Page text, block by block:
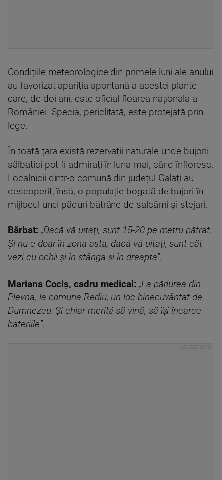
Condițiile meteorologice din primele luni ale anului
au favorizat apariția spontană a acestei plante
care, de doi ani, este oficial floarea națională a
României. Specia, periclitată, este protejată prin
lege.
În toată țara există rezervații naturale unde bujorii
sălbatici pot fi admirați în luna mai, când înfloresc.
Localnicii dintr-o comună din județul Galați au
descoperit, însă, o populație bogată de bujori în
mijlocul unei păduri bătrâne de salcâmi și stejari.
Bărbat: „Dacă vă uitați, sunt 15-20 pe metru pătrat.
Și nu e doar în zona asta, dacă vă uitați, sunt cât
vezi cu ochii și în stânga și în dreapta”.
Mariana Cociș, cadru medical: „La pădurea din
Plevna, la comuna Rediu, un loc binecuvântat de
Dumnezeu. Și chiar merită să vină, să își încarce
bateriile”.